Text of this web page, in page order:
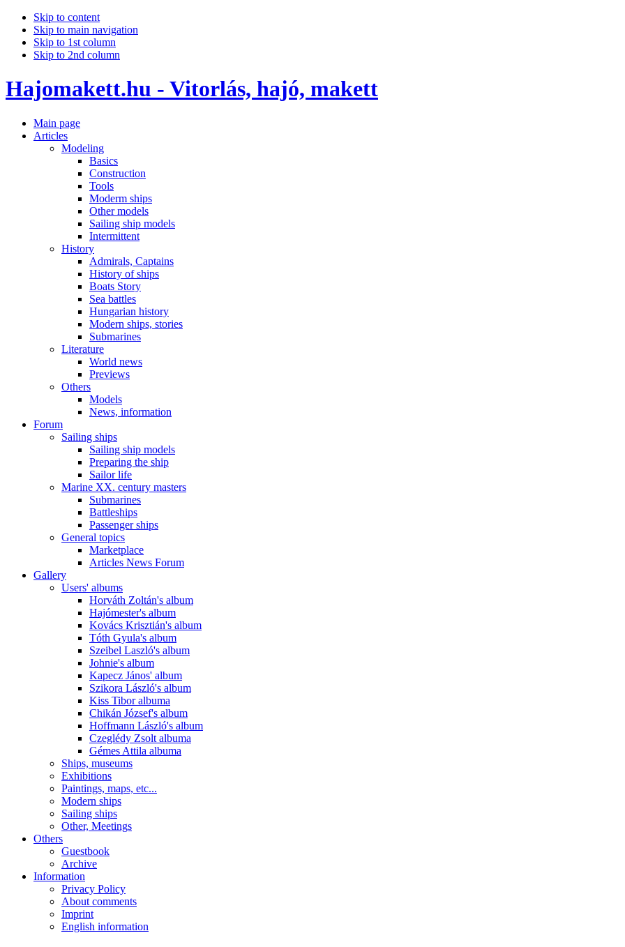
Skip to content
Skip to main navigation
Skip to 1st column
Skip to 2nd column
Hajomakett.hu - Vitorlás, hajó, makett
Main page
Articles
Modeling
Basics
Construction
Tools
Moderm ships
Other models
Sailing ship models
Intermittent
History
Admirals, Captains
History of ships
Boats Story
Sea battles
Hungarian history
Modern ships, stories
Submarines
Literature
World news
Previews
Others
Models
News, information
Forum
Sailing ships
Sailing ship models
Preparing the ship
Sailor life
Marine XX. century masters
Submarines
Battleships
Passenger ships
General topics
Marketplace
Articles News Forum
Gallery
Users' albums
Horváth Zoltán's album
Hajómester's album
Kovács Krisztián's album
Tóth Gyula's album
Szeibel Laszló's album
Johnie's album
Kapecz János' album
Szikora László's album
Kiss Tibor albuma
Chikán József's album
Hoffmann László's album
Czeglédy Zsolt albuma
Gémes Attila albuma
Ships, museums
Exhibitions
Paintings, maps, etc...
Modern ships
Sailing ships
Other, Meetings
Others
Guestbook
Archive
Information
Privacy Policy
About comments
Imprint
English information